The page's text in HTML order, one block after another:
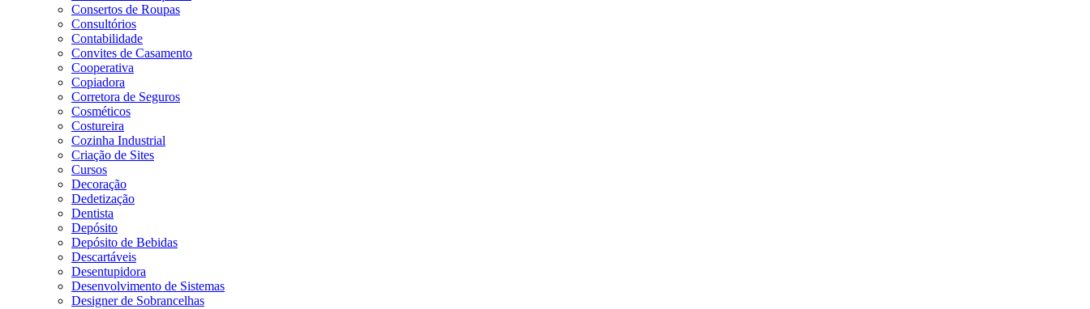
Consertos de Roupas
Consultórios
Contabilidade
Convites de Casamento
Cooperativa
Copiadora
Corretora de Seguros
Cosméticos
Costureira
Cozinha Industrial
Criação de Sites
Cursos
Decoração
Dedetização
Dentista
Depósito
Depósito de Bebidas
Descartáveis
Desentupidora
Desenvolvimento de Sistemas
Designer de Sobrancelhas